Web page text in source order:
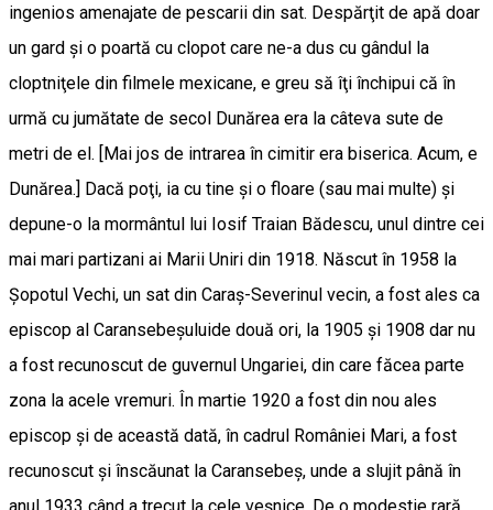
ingenios amenajate de pescarii din sat. Despărţit de apă doar
un gard şi o poartă cu clopot care ne-a dus cu gândul la
cloptniţele din filmele mexicane, e greu să îţi închipui că în
urmă cu jumătate de secol Dunărea era la câteva sute de
metri de el. [Mai jos de intrarea în cimitir era biserica. Acum, e
Dunărea.] Dacă poţi, ia cu tine şi o floare (sau mai multe) şi
depune-o la mormântul lui Iosif Traian Bădescu, unul dintre cei
mai mari partizani ai Marii Uniri din 1918. Născut în 1958 la
Şopotul Vechi, un sat din Caraş-Severinul vecin, a fost ales ca
episcop al Caransebeşuluide două ori, la 1905 și 1908 dar nu
a fost recunoscut de guvernul Ungariei, din care făcea parte
zona la acele vremuri. În martie 1920 a fost din nou ales
episcop şi de această dată, în cadrul României Mari, a fost
recunoscut şi înscăunat la Caransebeş, unde a slujit până în
anul 1933 când a trecut la cele veşnice. De o modestie rară,